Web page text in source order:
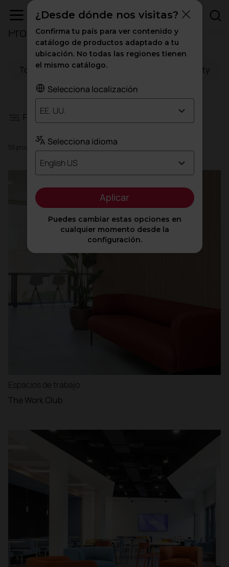
Proyectos para espacios de trabajo
Todo Espacios de trabajo Hospitality
Filtros
Filtros
Espacios de trabajo
Hospitality
Alto tránsito
55 proyectos
Espacios de trabajo
The Work Club
¿Desde dónde nos visitas?
Confirma tu país para ver contenido y
catálogo de productos adaptado a tu
ubicación. No todas las regiones tienen
el mismo catálogo.
Selecciona localización
EE. UU.
Selecciona idioma
English US
Aplicar
Puedes cambiar estas opciones en
cualquier momento desde la
configuración.